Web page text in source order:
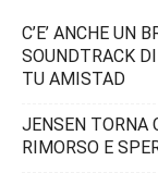
C’E’ ANCHE UN
SOUNDTRACK
TU AMISTAD
JENSEN TORNA
RIMORSO E